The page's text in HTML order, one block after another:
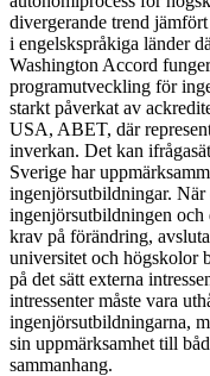
divergerande trend
i engelskspråkiga länder
Washington Accord
programutveckling för
starkt påverkat av
USA, ABET, där
inverkan. Det kan
Sverige har
ingenjörsutbildningar. När
ingenjörsutbildningen och
krav på förändring,
universitet och högskolor
på det sätt externa
intressenter måste vara
ingenjörsutbildningarna,
sin uppmärksamhet till
sammanhang.